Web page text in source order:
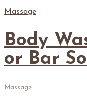
Massage
Body
or Bar
Massage